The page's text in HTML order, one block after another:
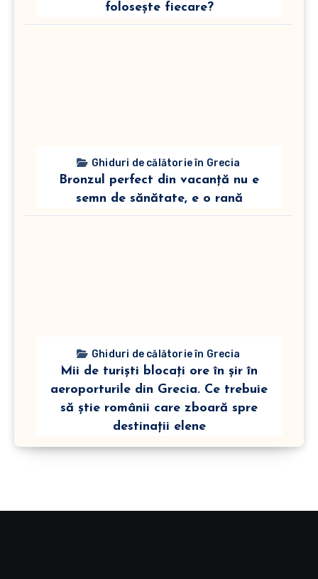
folosește fiecare?
Ghiduri de călătorie în Grecia
Bronzul perfect din vacanță nu e
semn de sănătate, e o rană
Ghiduri de călătorie în Grecia
Mii de turiști blocați ore în șir în
aeroporturile din Grecia. Ce trebuie
să știe românii care zboară spre
destinații elene